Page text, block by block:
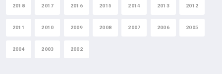
2018 2017 2016 2015 2014 2013 2012
2011 2010 2009 2008 2007 2006 2005
2004 2003 2002